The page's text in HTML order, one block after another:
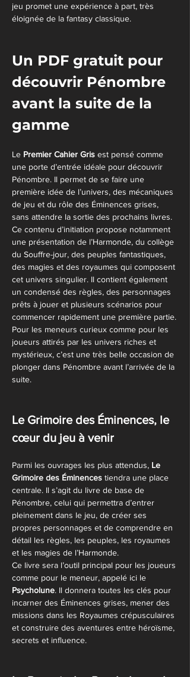
jeu promet une expérience à part, très
éloignée de la fantasy classique.
Un PDF gratuit pour
découvrir Pénombre
avant la suite de la
gamme
Le Premier Cahier Gris est pensé comme
une porte d’entrée idéale pour découvrir
Pénombre. Il permet de se faire une
première idée de l’univers, des mécaniques
de jeu et du rôle des Éminences grises,
sans attendre la sortie des prochains livres.
Ce contenu d’initiation propose notamment
une présentation de l’Harmonde, du collège
du Souffre-jour, des peuples fantastiques,
des magies et des royaumes qui composent
cet univers singulier. Il contient également
un condensé des règles, des personnages
prêts à jouer et plusieurs scénarios pour
commencer rapidement une première partie.
Pour les meneurs curieux comme pour les
joueurs attirés par les univers riches et
mystérieux, c’est une très belle occasion de
plonger dans Pénombre avant l’arrivée de la
suite.
Le Grimoire des Éminences, le
cœur du jeu à venir
Parmi les ouvrages les plus attendus, Le
Grimoire des Éminences tiendra une place
centrale. Il s’agit du livre de base de
Pénombre, celui qui permettra d’entrer
pleinement dans le jeu, de créer ses
propres personnages et de comprendre en
détail les règles, les peuples, les royaumes
et les magies de l’Harmonde.
Ce livre sera l’outil principal pour les joueurs
comme pour le meneur, appelé ici le
Psycholune. Il donnera toutes les clés pour
incarner des Éminences grises, mener des
missions dans les Royaumes crépusculaires
et construire des aventures entre héroïsme,
secrets et influence.